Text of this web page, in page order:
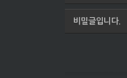
비밀글입니다.